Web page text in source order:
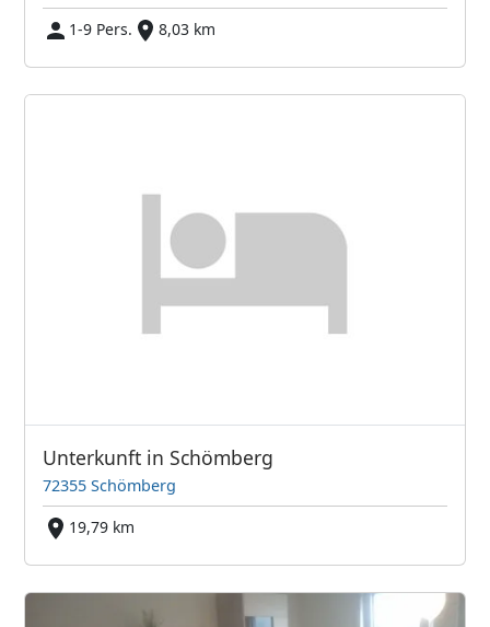
1-9 Pers.
8,03 km
Unterkunft in Schömberg
72355 Schömberg
19,79 km